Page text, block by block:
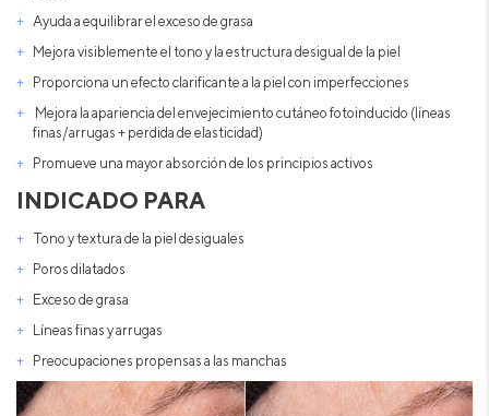
Ayuda a equilibrar el exceso de grasa
Mejora visiblemente el tono y la estructura desigual de la piel
Proporciona un efecto clarificante a la piel con imperfecciones
Mejora la apariencia del envejecimiento cutáneo fotoinducido (líneas
finas/arrugas + perdida de elasticidad)
Promueve una mayor absorción de los principios activos
INDICADO PARA
Tono y textura de la piel desiguales
Poros dilatados
Exceso de grasa
Líneas finas y arrugas
Preocupaciones propensas a las manchas